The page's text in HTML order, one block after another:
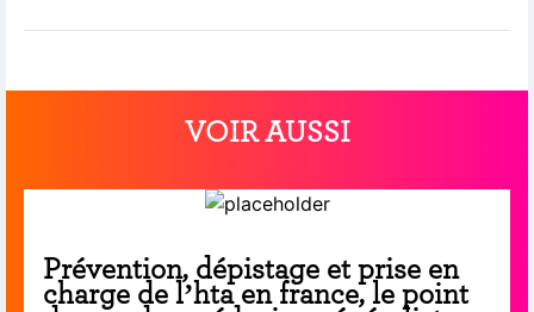
VOIR AUSSI
Prévention, dépistage et prise en
charge de l’hta en france, le point